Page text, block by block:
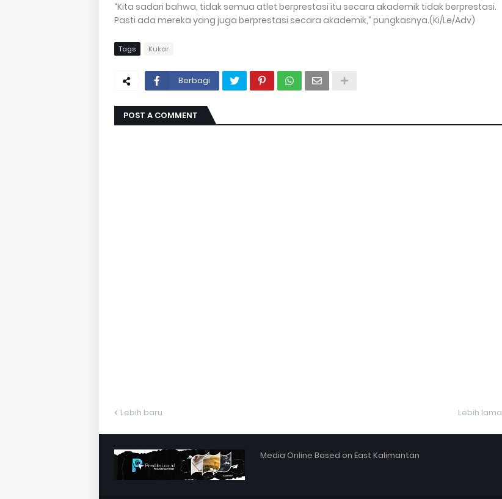
“Kita sadari bahwa, tidak semua atlet berprestasi itu secara akademik tidak berprestasi.
Pasti ada mereka yang juga berprestasi secara akademik,” pungkasnya.(Ki/Le/Adv)
Tags Kukar
Berbagi
POST A COMMENT
Lebih baru Lebih lama
Media Online Based on East Kalimantan